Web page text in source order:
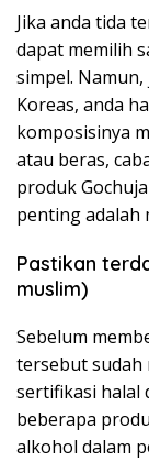
Jika anda tida
dapat memilih
simpel.
Koreas, anda
komposisinya
atau beras,
produk
penting adalah
Pastikan
muslim)
Sebelum
tersebut sudah
sertifikasi halal
beberapa
alkohol dalam